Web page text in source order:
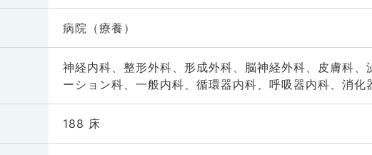
病院（療養）
神経内科、整形外科、形成外科、脳神経外科、皮膚科、
ーション科、一般内科、循環器内科、呼吸器内科、消化
188 床